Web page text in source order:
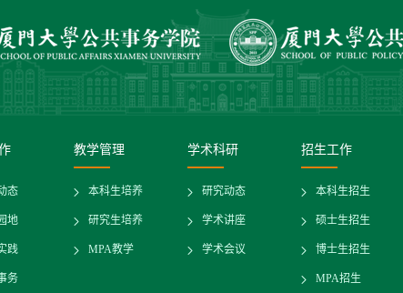
态
地
践
务
教学管理
本科生培养
研究生培养
MPA教学
学术科研
研究动态
学术讲座
学术会议
招生工作
本科生招生
硕士生招生
博士生招生
MPA招生